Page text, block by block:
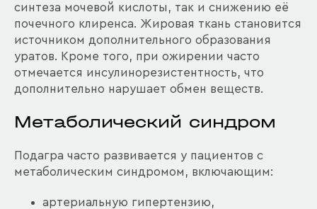
синтеза мочевой кислоты, так и снижению её
почечного клиренса. Жировая ткань становится
источником дополнительного образования
уратов. Кроме того, при ожирении часто
отмечается инсулинорезистентность, что
дополнительно нарушает обмен веществ.
Метаболический синдром
Подагра часто развивается у пациентов с
метаболическим синдромом, включающим:
артериальную гипертензию,